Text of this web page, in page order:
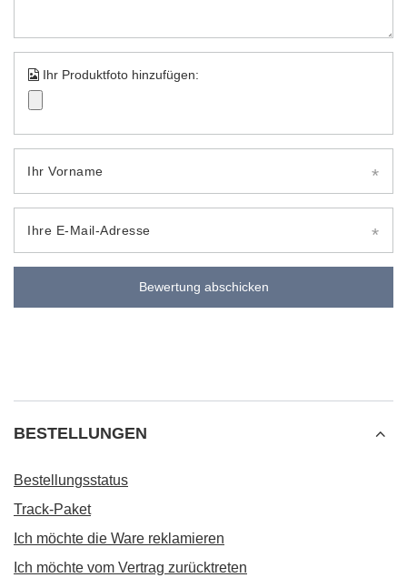
Ihr Produktfoto hinzufügen:
Ihr Vorname
Ihre E-Mail-Adresse
Bewertung abschicken
BESTELLUNGEN
Bestellungsstatus
Track-Paket
Ich möchte die Ware reklamieren
Ich möchte vom Vertrag zurücktreten